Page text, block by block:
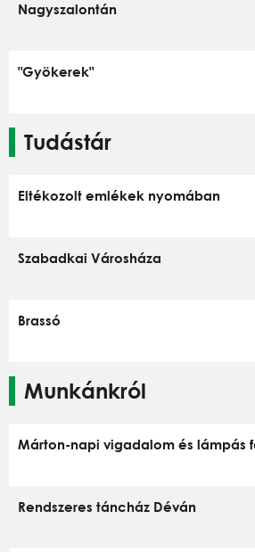
Nagyszalontán
"Gyökerek"
Tudástár
Eltékozolt emlékek nyomában
Szabadkai Városháza
Brassó
Munkánkról
Márton-napi vigadalom és lámpás
Rendszeres táncház Déván